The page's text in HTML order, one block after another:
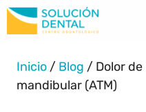
Inicio / Blog / Dolor
mandibular (ATM)